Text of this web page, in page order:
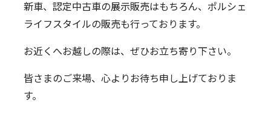
新車、認定中古車の展示販売はもちろん、ポルシェ
ライフスタイルの販売も行っております。
お近くへお越しの際は、ぜひお立ち寄り下さい。
皆さまのご来場、心よりお待ち申し上げておりま
す。